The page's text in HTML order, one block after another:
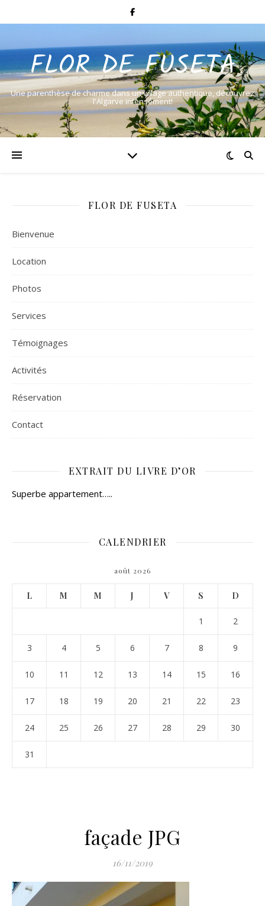
FLOR DE FUSETA
Une parenthèse de charme dans un village authentique, découvrez
l'Algarve intensément!
FLOR DE FUSETA
Bienvenue
Location
Photos
Services
Témoignages
Activités
Réservation
Contact
EXTRAIT DU LIVRE D’OR
Superbe appartement…..
CALENDRIER
août 2026
L M M J V S D
1 2
3 4 5 6 7 8 9
10 11 12 13 14 15 16
17 18 19 20 21 22 23
24 25 26 27 28 29 30
31
façade JPG
16/11/2019